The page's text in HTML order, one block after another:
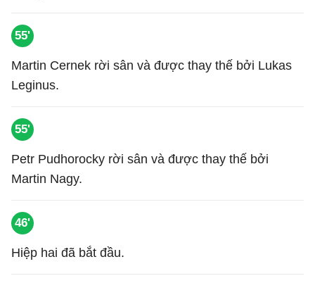
55'
Martin Cernek rời sân và được thay thế bởi Lukas
Leginus.
55'
Petr Pudhorocky rời sân và được thay thế bởi
Martin Nagy.
46'
Hiệp hai đã bắt đầu.